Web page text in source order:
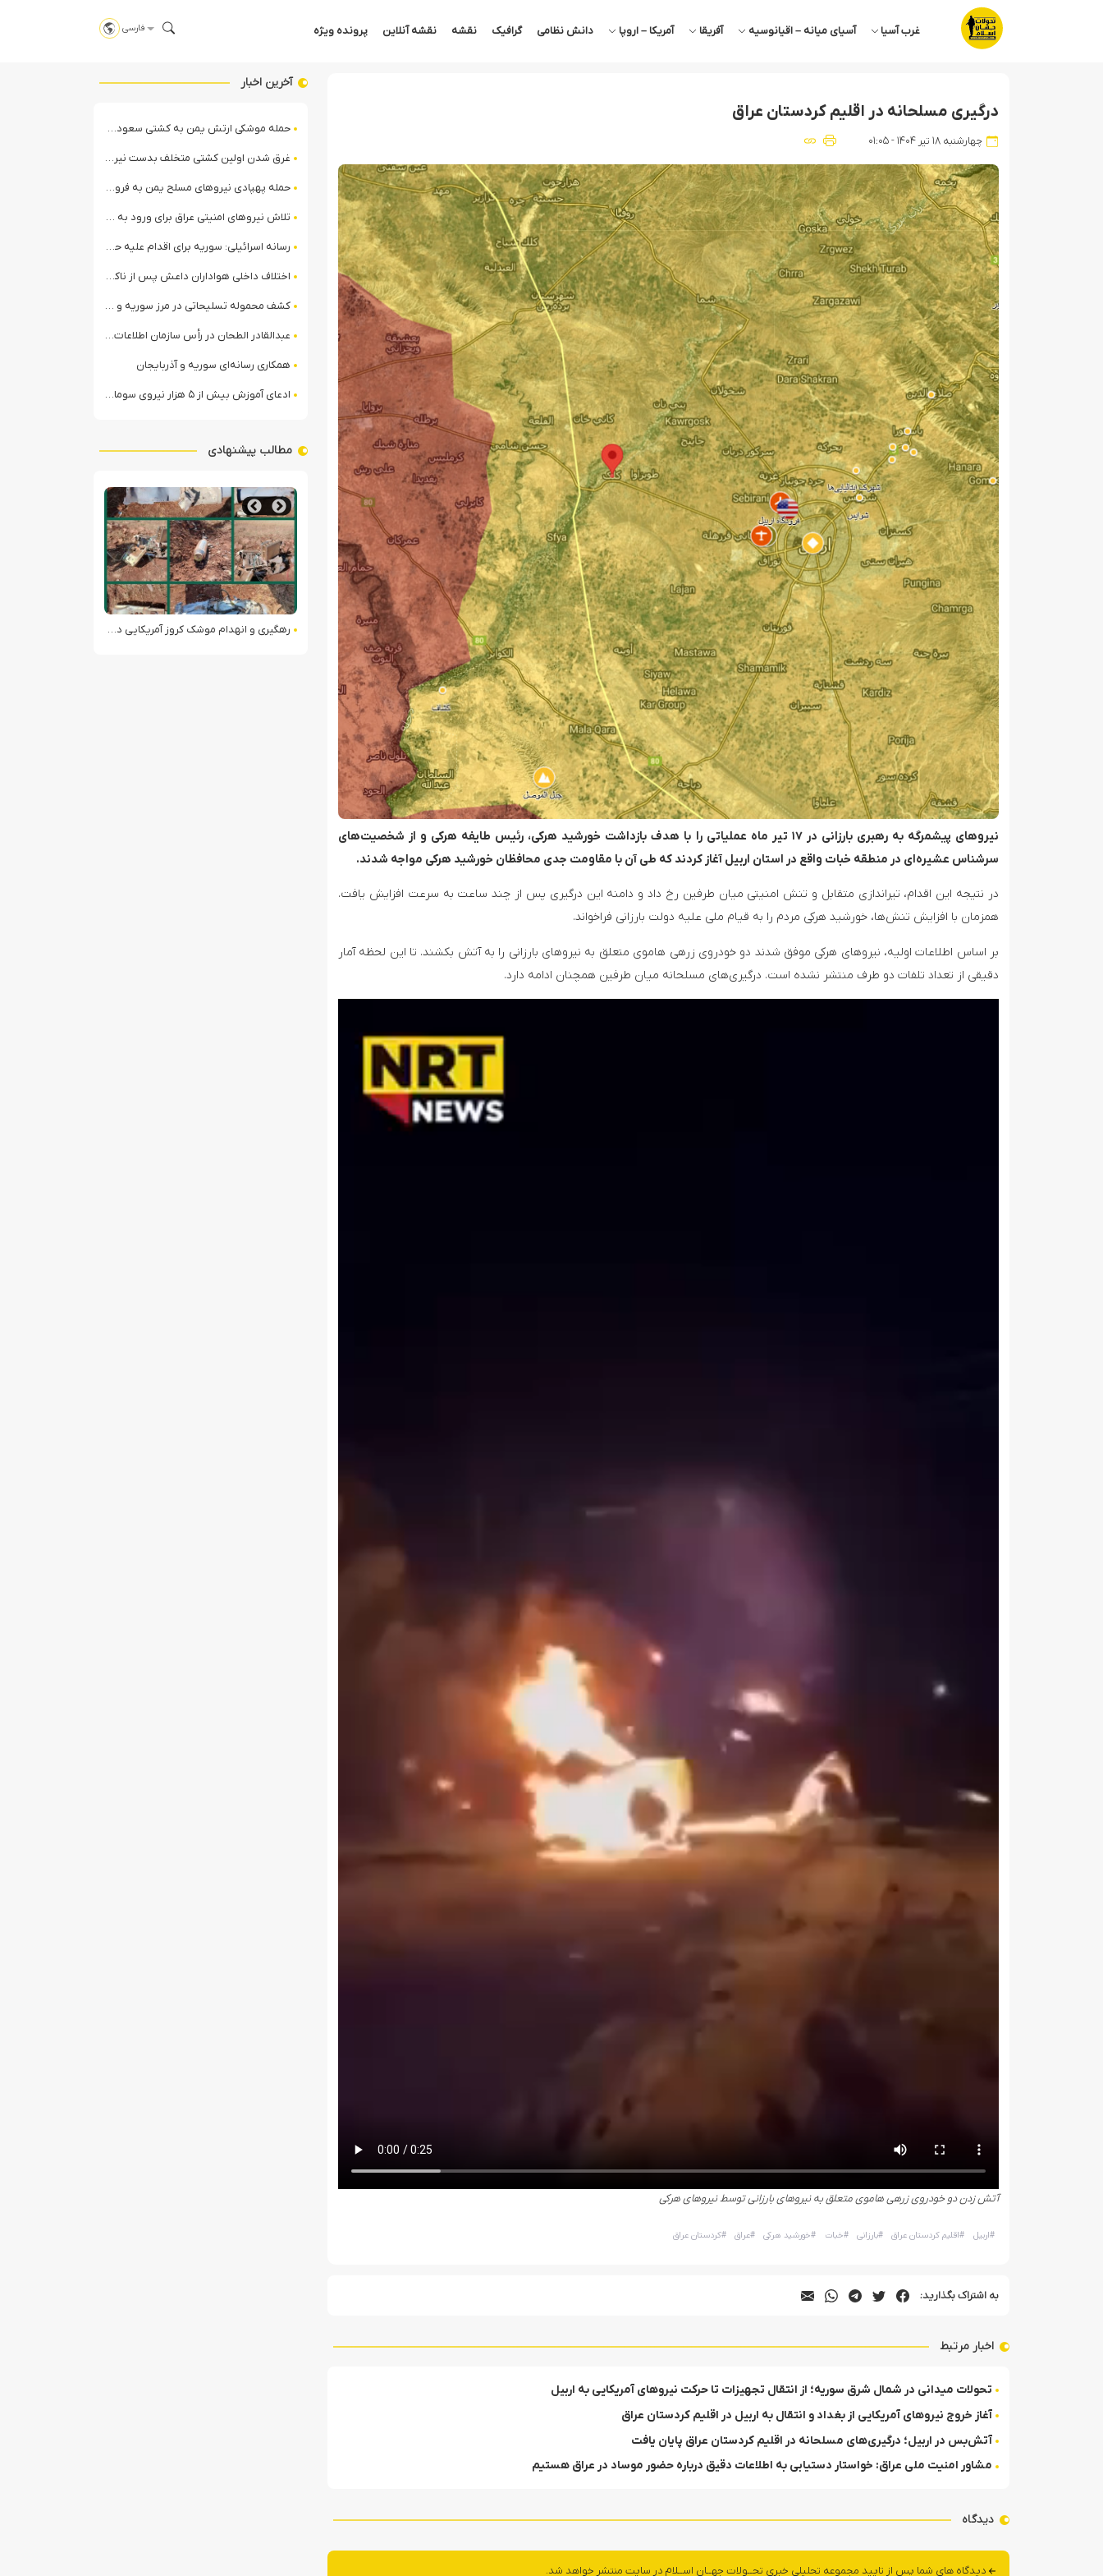
غرب آسیا آسیای میانه – اقیانوسیه آفریقا آمریکا – اروپا دانش نظامی گرافیک نقشه نقشه آنلاین پرونده ویژه فارسی
درگیری مسلحانه در اقلیم کردستان عراق
چهارشنبه ۱۸ تیر ۱۴۰۴ - ۰۱:۰۵
نیروهای پیشمرگه به رهبری بارزانی در ۱۷ تیر ماه عملیاتی را با هدف بازداشت خورشید هرکی، رئیس طایفه هرکی و از شخصیت‌های
سرشناس عشیره‌ای در منطقه خبات واقع در استان اربیل آغاز کردند که طی آن با مقاومت جدی محافظان خورشید هرکی مواجه شدند.
در نتیجه این اقدام، تیراندازی متقابل و تنش امنیتی میان طرفین رخ داد و دامنه این درگیری پس از چند ساعت به سرعت افزایش یافت.
همزمان با افزایش تنش‌ها، خورشید هرکی مردم را به قیام ملی علیه دولت بارزانی فراخواند.
بر اساس اطلاعات اولیه، نیروهای هرکی موفق شدند دو خودروی زرهی هاموی متعلق به نیروهای بارزانی را به آتش بکشند. تا این لحظه آمار
دقیقی از تعداد تلفات دو طرف منتشر نشده است. درگیری‌های مسلحانه میان طرفین همچنان ادامه دارد.
آتش زدن دو خودروی زرهی هاموی متعلق به نیروهای بارزانی توسط نیروهای هرکی
#اربیل #اقلیم کردستان عراق #بارزانی #خبات #خورشید هرکی #عراق #کردستان عراق
به اشتراک بگذارید:
اخبار مرتبط
تحولات میدانی در شمال شرق سوریه؛ از انتقال تجهیزات تا حرکت نیروهای آمریکایی به اربیل
آغاز خروج نیروهای آمریکایی از بغداد و انتقال به اربیل در اقلیم کردستان عراق
آتش‌بس در اربیل؛ درگیری‌های مسلحانه در اقلیم کردستان عراق پایان یافت
مشاور امنیت ملی عراق: خواستار دستیابی به اطلاعات دقیق درباره حضور موساد در عراق هستیم
دیدگاه
دیدگاه های شما پس از تایید مجموعه تحلیلی خبری تحــولات جهــان اســلام در سایت منتشر خواهد شد.
آخرین اخبار
حمله موشکی ارتش یمن به کشتی سعودی در شمال دریای سرخ
غرق شدن اولین کشتی متخلف بدست نیروی دریایی ارتش یمن
حمله پهپادی نیروهای مسلح یمن به فرودگاه نجران
تلاش نیروهای امنیتی عراق برای ورود به مقر مقاومت در حومه بغداد
رسانه اسرائیلی: سوریه برای اقدام علیه حزب‌الله در لبنان آماده می‌شود!
اختلاف داخلی هواداران داعش پس از ناکامی عملیات انغماسی داعش در رقه
کشف محموله تسلیحاتی در مرز سوریه و عراق توسط نیروهای الجولانی
عبدالقادر الطحان در رأس سازمان اطلاعات سوریه؛ گمانه‌زنی‌ها درباره اختلافات در ساختار امنیتی
همکاری رسانه‌ای سوریه و آذربایجان
ادعای آموزش بیش از ۵ هزار نیروی سومالیایی با نظارت عربستان
مطالب پیشنهادی
حملات تلافی‎جویانه ایران علیه پایگاه‌های آمریکا در منطقه
The Rise of Modern Online Gaming Platforms: A Deep Dive into Contemporary Casino Entertainment
رهگیری و انهدام موشک کروز آمریکایی در لرستان